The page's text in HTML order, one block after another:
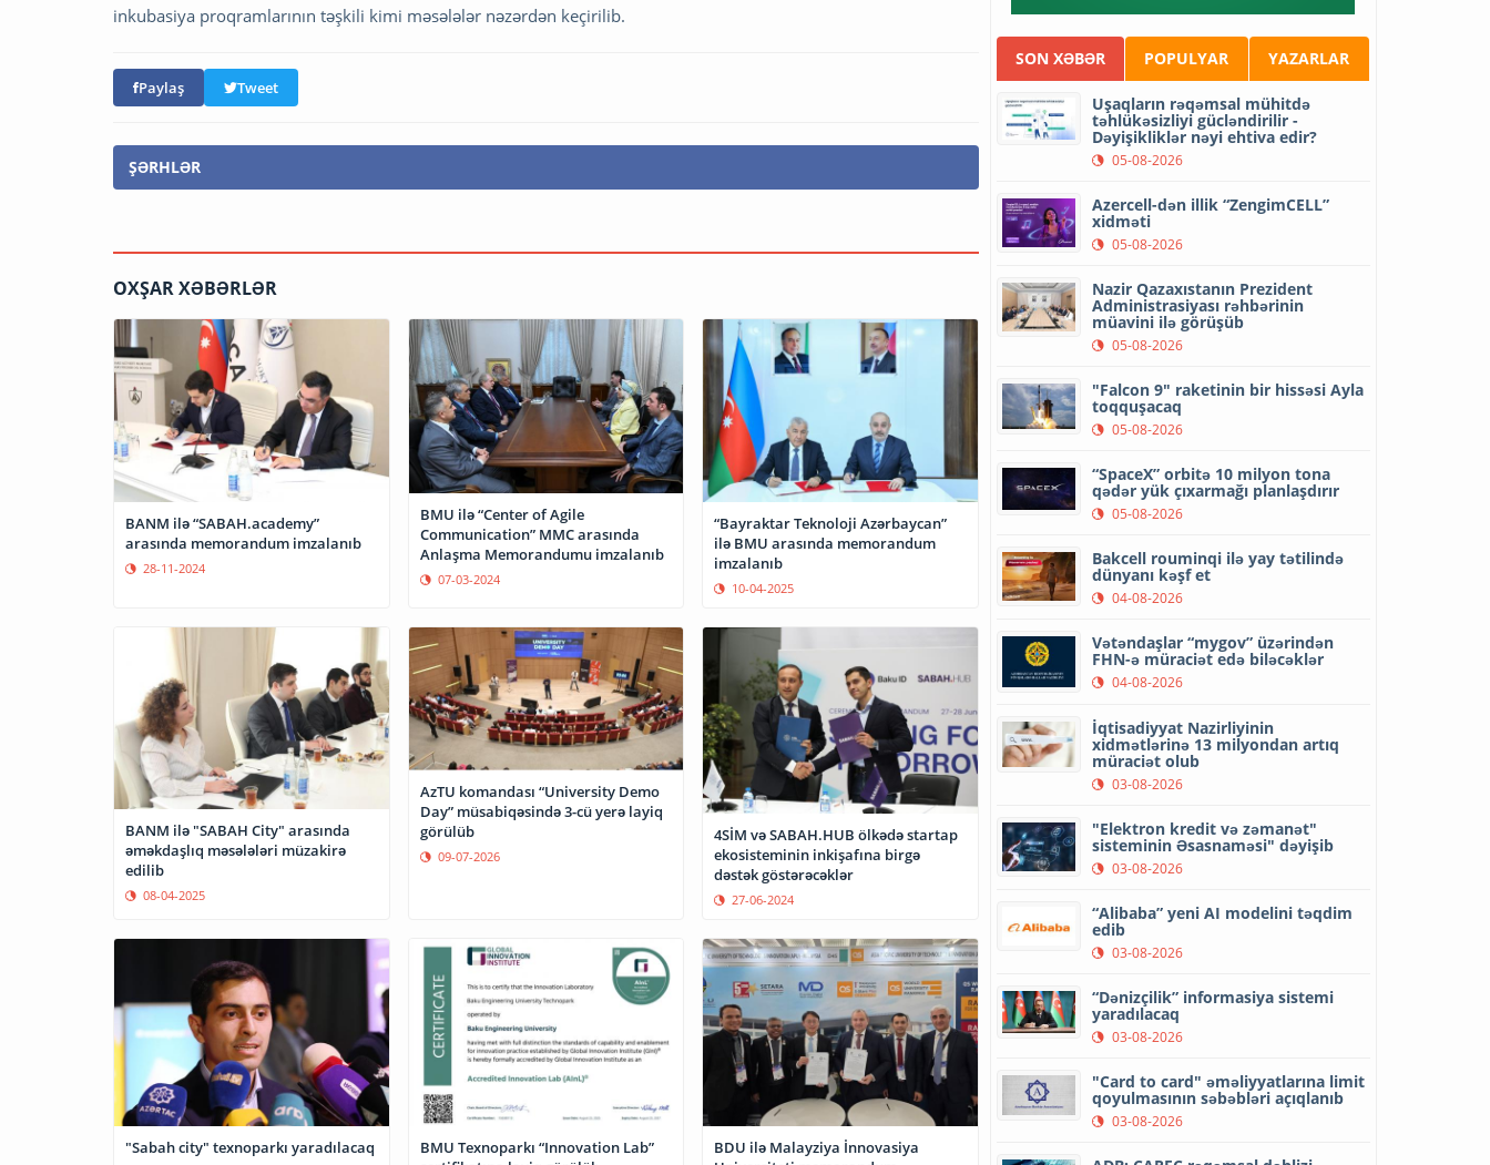
inkubasiya proqramlarının təşkili kimi məsələlər nəzərdən keçirilib.
Paylaş Tweet
ŞƏRHLƏR
OXŞAR XƏBƏRLƏR
BANM ilə “SABAH.academy”
arasında memorandum imzalanıb
28-11-2024
BMU ilə “Center of Agile
Communication” MMC arasında
Anlaşma Memorandumu imzalanıb
07-03-2024
“Bayraktar Teknoloji Azərbaycan”
ilə BMU arasında memorandum
imzalanıb
10-04-2025
BANM ilə "SABAH City" arasında
əməkdaşlıq məsələləri müzakirə
edilib
08-04-2025
AzTU komandası “University Demo
Day” müsabiqəsində 3-cü yerə layiq
görülüb
09-07-2026
4SİM və SABAH.HUB ölkədə startap
ekosisteminin inkişafına birgə
dəstək göstərəcəklər
27-06-2024
"Sabah city" texnoparkı yaradılacaq
BMU Texnoparkı “Innovation Lab”
BDU ilə Malayziya İnnovasiya
SON XƏBƏR POPULYAR YAZARLAR
Uşaqların rəqəmsal mühitdə
təhlükəsizliyi gücləndirilir -
Dəyişikliklər nəyi ehtiva edir?
05-08-2026
Azercell-dən illik “ZengimCELL”
xidməti
05-08-2026
Nazir Qazaxıstanın Prezident
Administrasiyası rəhbərinin
müavini ilə görüşüb
05-08-2026
"Falcon 9" raketinin bir hissəsi Ayla
toqquşacaq
05-08-2026
“SpaceX” orbitə 10 milyon tona
qədər yük çıxarmağı planlaşdırır
05-08-2026
Bakcell rouminqi ilə yay tətilində
dünyanı kəşf et
04-08-2026
Vətəndaşlar “mygov” üzərindən
FHN-ə müraciət edə biləcəklər
04-08-2026
İqtisadiyyat Nazirliyinin
xidmətlərinə 13 milyondan artıq
müraciət olub
03-08-2026
"Elektron kredit və zəmanət"
sisteminin Əsasnaməsi" dəyişib
03-08-2026
“Alibaba” yeni AI modelini təqdim
edib
03-08-2026
“Dənizçilik” informasiya sistemi
yaradılacaq
03-08-2026
"Card to card" əməliyyatlarına limit
qoyulmasının səbəbləri açıqlanıb
03-08-2026